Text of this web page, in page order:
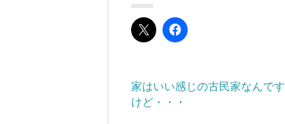
家はいい感じの古民家なんです
けど・・・